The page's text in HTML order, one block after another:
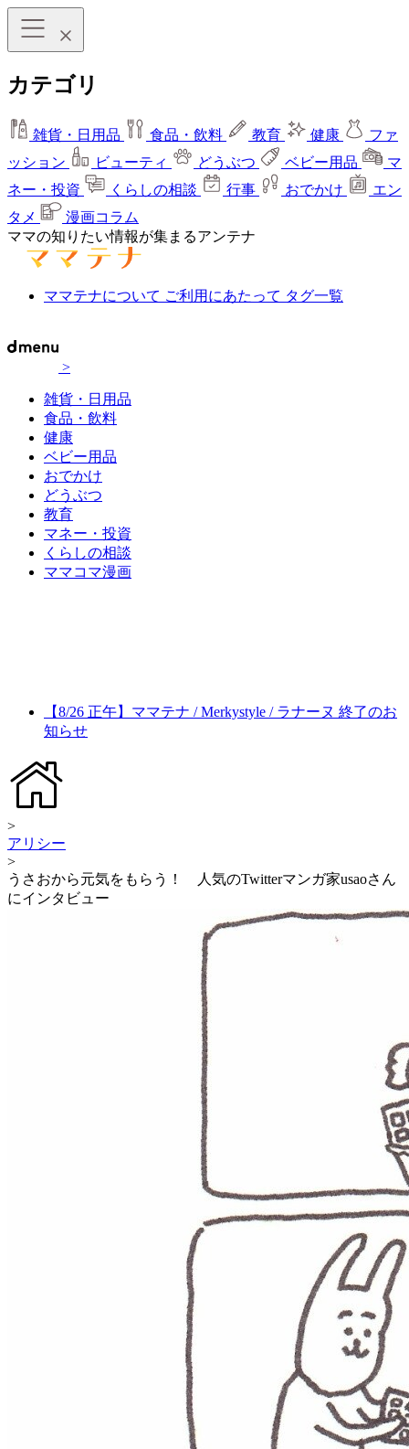
カテゴリ
雑貨・日用品 食品・飲料 教育 健康
ファ
ッション
ビューティ どうぶつ ベビー用品
マ
ネー・投資
くらしの相談 行事 おでかけ
エン
タメ
漫画コラム
ママの知りたい情報が集まるアンテナ
ママテナについて ご利用にあたって タグ一覧
>
雑貨・日用品
食品・飲料
健康
ベビー用品
おでかけ
どうぶつ
教育
マネー・投資
くらしの相談
ママコマ漫画
【8/26 正午】ママテナ / Merkystyle / ラナーヌ 終了のお
知らせ
>
アリシー
>
うさおから元気をもらう！ 人気のTwitterマンガ家usaoさん
にインタビュー